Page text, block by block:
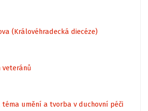
(Královéhradecká diecéze)
veteránů
téma umění a tvorba v duchovní péči